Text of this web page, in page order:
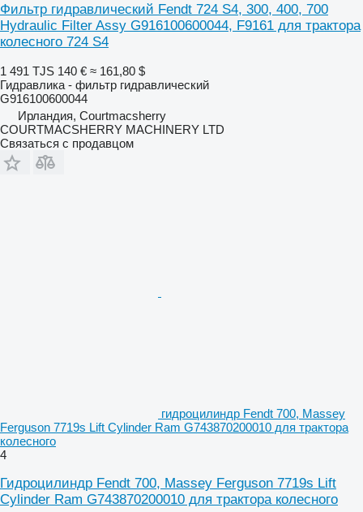
Фильтр гидравлический Fendt 724 S4, 300, 400, 700
Hydraulic Filter Assy G916100600044, F9161 для трактора
колесного 724 S4
1 491 TJS 140 € ≈ 161,80 $
Гидравлика - фильтр гидравлический
G916100600044
Ирландия, Courtmacsherry
COURTMACSHERRY MACHINERY LTD
Связаться с продавцом
гидроцилиндр Fendt 700, Massey
Ferguson 7719s Lift Cylinder Ram G743870200010 для трактора
колесного
4
Гидроцилиндр Fendt 700, Massey Ferguson 7719s Lift
Cylinder Ram G743870200010 для трактора колесного